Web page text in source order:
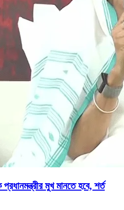
মুখ মানতে হবে, শর্ত